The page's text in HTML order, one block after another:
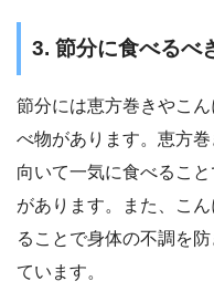
3. 節分に食べるべ
節分には恵方巻きやこ
べ物があります。恵方
向いて一気に食べるこ
があります。また、こ
ることで身体の不調を
ています。